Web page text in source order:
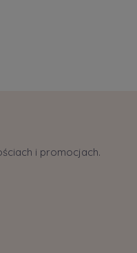
i promocjach.